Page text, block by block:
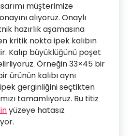
müşterimize
alıyoruz. Onaylı
hazırlık aşamasına
kritik nokta ipek kalıbın
Kalıp büyüklüğünü poşet
Örneğin 33×45 bir
ürünün kalıbı aynı
gerginliğini seçtikten
tamamlıyoruz. Bu titiz
yüzeye hatasız